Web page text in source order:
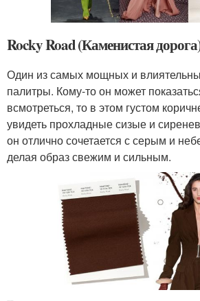
Rocky Road (Каменистая
Один из самых мощных и
палитры. Кому-то он может
всмотреться, то в этом густом
увидеть прохладные сизые и
он отлично сочетается с серым и
делая образ свежим и сильным.